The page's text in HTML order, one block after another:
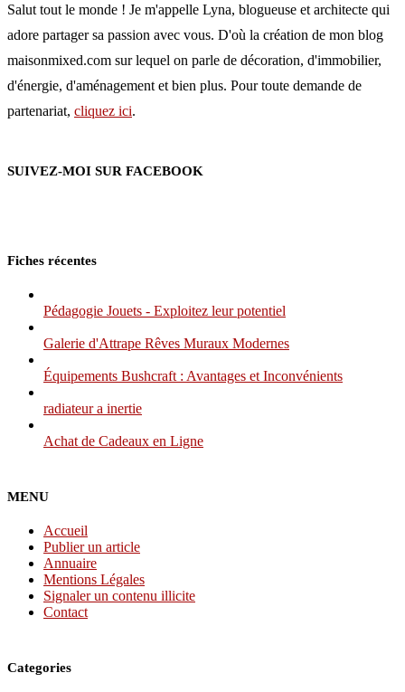
Salut tout le monde ! Je m'appelle Lyna, blogueuse et architecte qui
adore partager sa passion avec vous. D'où la création de mon blog
maisonmixed.com sur lequel on parle de décoration, d'immobilier,
d'énergie, d'aménagement et bien plus. Pour toute demande de
partenariat, cliquez ici.
SUIVEZ-MOI SUR FACEBOOK
Fiches récentes
Pédagogie Jouets - Exploitez leur potentiel
Galerie d'Attrape Rêves Muraux Modernes
Équipements Bushcraft : Avantages et Inconvénients
radiateur a inertie
Achat de Cadeaux en Ligne
MENU
Accueil
Publier un article
Annuaire
Mentions Légales
Signaler un contenu illicite
Contact
Categories